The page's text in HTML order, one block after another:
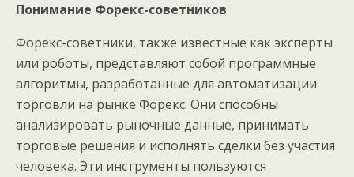
Понимание Форекс-советников
Форекс-советники, также известные как эксперты
или роботы, представляют собой программные
алгоритмы, разработанные для автоматизации
торговли на рынке Форекс. Они способны
анализировать рыночные данные, принимать
торговые решения и исполнять сделки без участия
человека. Эти инструменты пользуются